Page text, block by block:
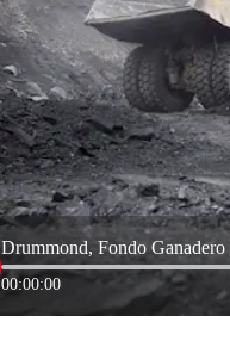
Drummond, Fondo Ganadero
00:00:00